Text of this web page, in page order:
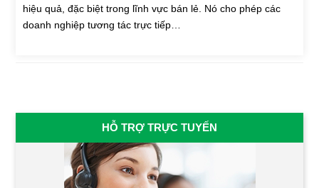
hiệu quả, đặc biệt trong lĩnh vực bán lẻ. Nó cho phép các
doanh nghiệp tương tác trực tiếp…
HỖ TRỢ TRỰC TUYẾN